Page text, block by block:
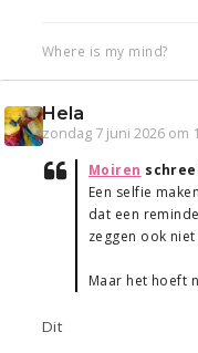
Where is my mind?
Hela
zondag 7 juni 2026 om
Moiren
Een selfie
dat een
zeggen ook
Maar het hoeft
Dit